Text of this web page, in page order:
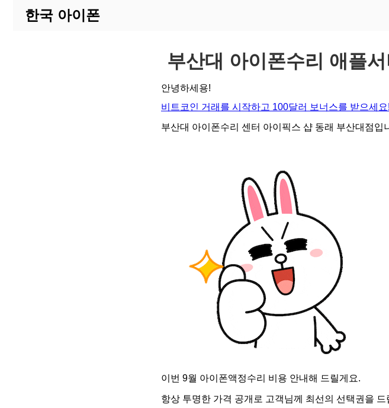
한국 아이폰
부산대 아이폰수리 애플
안녕하세용!
비트코인 거래를 시작하고 100달러 보너스를 받으세요!
부산대 아이폰수리 센터 아이픽스 샵 동래 부산대점입
이번 9월 아이폰액정수리 비용 안내해 드릴게요.
항상 투명한 가격 공개로 고객님께 최선의 선택권을 드